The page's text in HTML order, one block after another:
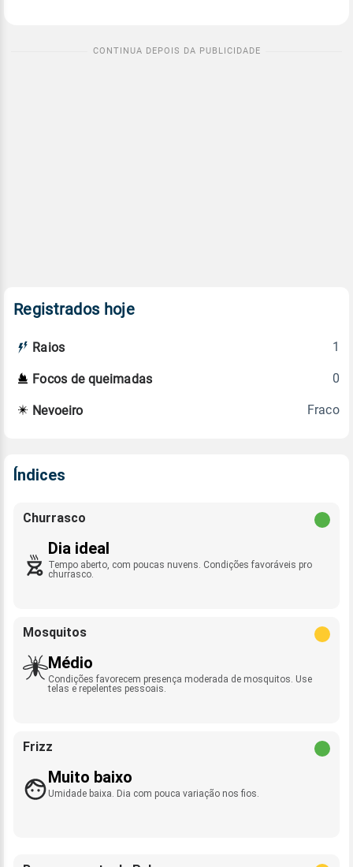
Registrados hoje
Raios 1
Focos de queimadas 0
Nevoeiro Fraco
Índices
Churrasco
Dia ideal
Tempo aberto, com poucas nuvens. Condições favoráveis pro
churrasco.
Mosquitos
Médio
Condições favorecem presença moderada de mosquitos. Use
telas e repelentes pessoais.
Frizz
Muito baixo
Umidade baixa. Dia com pouca variação nos fios.